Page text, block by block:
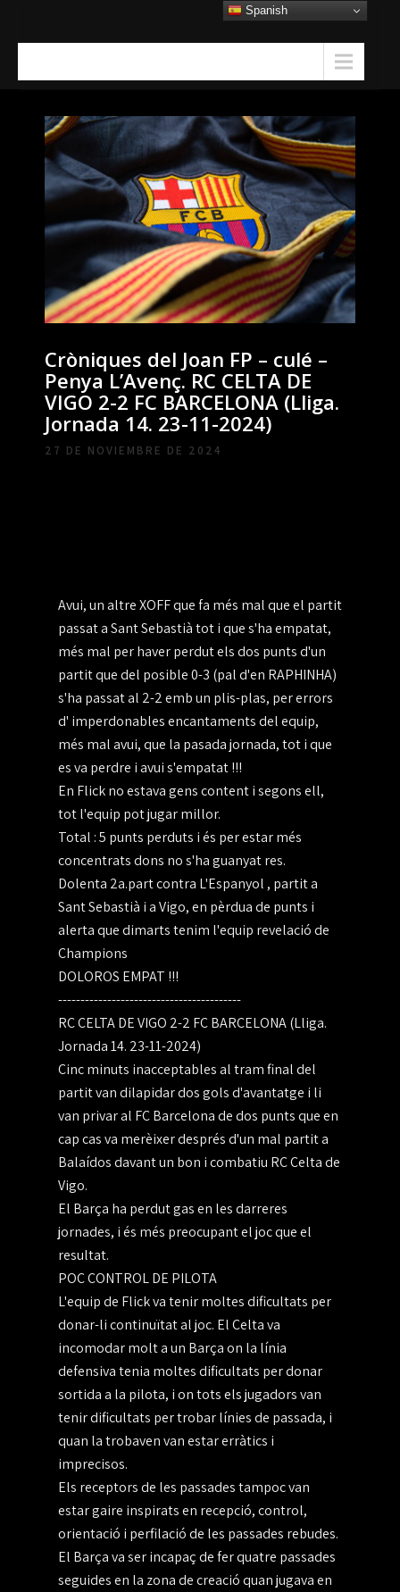
Cròniques del Joan FP – culé –
Penya L’Avenç. RC CELTA DE
VIGO 2-2 FC BARCELONA (Lliga.
Jornada 14. 23-11-2024)
27 DE NOVIEMBRE DE 2024
Avui, un altre XOFF que fa més mal que el partit
passat a Sant Sebastià tot i que s'ha empatat,
més mal per haver perdut els dos punts d'un
partit que del posible 0-3 (pal d'en RAPHINHA)
s'ha passat al 2-2 emb un plis-plas, per errors
d' imperdonables encantaments del equip,
més mal avui, que la pasada jornada, tot i que
es va perdre i avui s'empatat !!!
En Flick no estava gens content i segons ell,
tot l'equip pot jugar millor.
Total : 5 punts perduts i és per estar més
concentrats dons no s'ha guanyat res.
Dolenta 2a.part contra L'Espanyol , partit a
Sant Sebastià i a Vigo, en pèrdua de punts i
alerta que dimarts tenim l'equip revelació de
Champions
DOLOROS EMPAT !!!
-----------------------------------------
RC CELTA DE VIGO 2-2 FC BARCELONA (Lliga.
Jornada 14. 23-11-2024)
Cinc minuts inacceptables al tram final del
partit van dilapidar dos gols d'avantatge i li
van privar al FC Barcelona de dos punts que en
cap cas va merèixer després d'un mal partit a
Balaídos davant un bon i combatiu RC Celta de
Vigo.
El Barça ha perdut gas en les darreres
jornades, i és més preocupant el joc que el
resultat.
POC CONTROL DE PILOTA
L'equip de Flick va tenir moltes dificultats per
donar-li continuïtat al joc. El Celta va
incomodar molt a un Barça on la línia
defensiva tenia moltes dificultats per donar
sortida a la pilota, i on tots els jugadors van
tenir dificultats per trobar línies de passada, i
quan la trobaven van estar erràtics i
imprecisos.
Els receptors de les passades tampoc van
estar gaire inspirats en recepció, control,
orientació i perfilació de les passades rebudes.
El Barça va ser incapaç de fer quatre passades
seguides en la zona de creació quan jugava en
Spanish